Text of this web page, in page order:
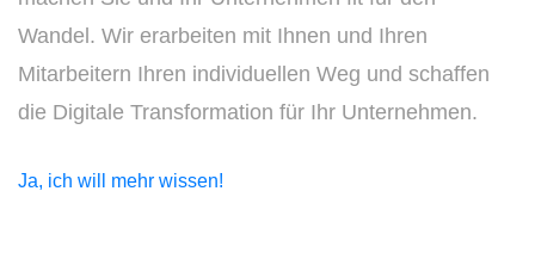
Wandel. Wir erarbeiten mit Ihnen und Ihren
Mitarbeitern Ihren individuellen Weg und schaffen
die Digitale Transformation für Ihr Unternehmen.
Ja, ich will mehr wissen!